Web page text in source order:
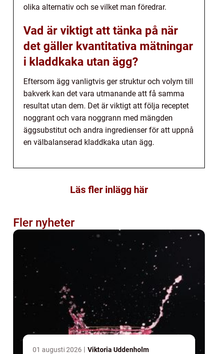
olika alternativ och se vilket man föredrar.
Vad är viktigt att tänka på när
det gäller kvantitativa mätningar
i kladdkaka utan ägg?
Eftersom ägg vanligtvis ger struktur och volym till
bakverk kan det vara utmanande att få samma
resultat utan dem. Det är viktigt att följa receptet
noggrant och vara noggrann med mängden
äggsubstitut och andra ingredienser för att uppnå
en välbalanserad kladdkaka utan ägg.
Läs fler inlägg här
Fler nyheter
01 augusti 2026 Viktoria Uddenholm